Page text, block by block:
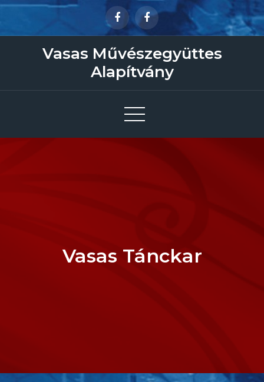
Skip
Vasas Művészegyüttes
Alapítvány
Vasas Tánckar